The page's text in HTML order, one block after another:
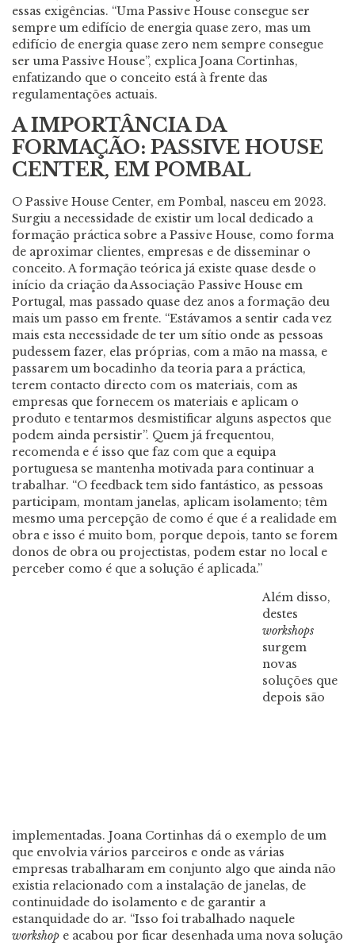
essas exigências. “Uma Passive House consegue ser
sempre um edifício de energia quase zero, mas um
edifício de energia quase zero nem sempre consegue
ser uma Passive House”, explica Joana Cortinhas,
enfatizando que o conceito está à frente das
regulamentações actuais.
A IMPORTÂNCIA DA
FORMAÇÃO: PASSIVE HOUSE
CENTER, EM POMBAL
O Passive House Center, em Pombal, nasceu em 2023.
Surgiu a necessidade de existir um local dedicado a
formação práctica sobre a Passive House, como forma
de aproximar clientes, empresas e de disseminar o
conceito. A formação teórica já existe quase desde o
início da criação da Associação Passive House em
Portugal, mas passado quase dez anos a formação deu
mais um passo em frente. “Estávamos a sentir cada vez
mais esta necessidade de ter um sítio onde as pessoas
pudessem fazer, elas próprias, com a mão na massa, e
passarem um bocadinho da teoria para a práctica,
terem contacto directo com os materiais, com as
empresas que fornecem os materiais e aplicam o
produto e tentarmos desmistificar alguns aspectos que
podem ainda persistir”. Quem já frequentou,
recomenda e é isso que faz com que a equipa
portuguesa se mantenha motivada para continuar a
trabalhar. “O feedback tem sido fantástico, as pessoas
participam, montam janelas, aplicam isolamento; têm
mesmo uma percepção de como é que é a realidade em
obra e isso é muito bom, porque depois, tanto se forem
donos de obra ou projectistas, podem estar no local e
perceber como é que a solução é aplicada.”
Além disso,
destes
workshops
surgem
novas
soluções que
depois são
implementadas. Joana Cortinhas dá o exemplo de um
que envolvia vários parceiros e onde as várias
empresas trabalharam em conjunto algo que ainda não
existia relacionado com a instalação de janelas, de
continuidade do isolamento e de garantir a
estanquidade do ar. “Isso foi trabalhado naquele
workshop e acabou por ficar desenhada uma nova solução